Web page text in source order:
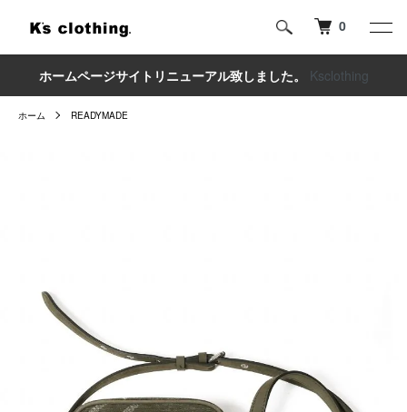
0
ホームページサイトリニューアル致しました。 Ksclothing
ホーム READYMADE